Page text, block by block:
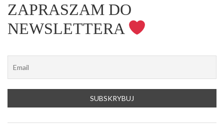
ZAPRASZAM DO
NEWSLETTERA